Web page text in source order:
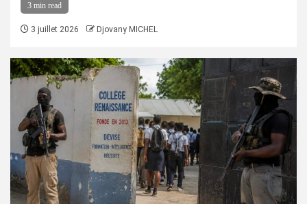
3 min read
3 juillet 2026 Djovany MICHEL